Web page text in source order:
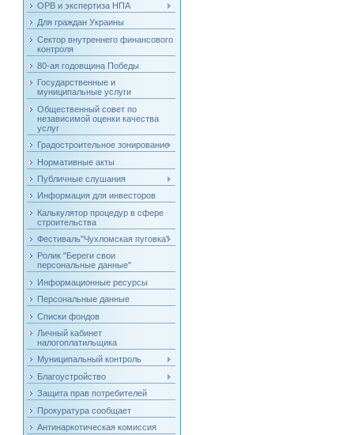
ОРВ и экспертиза НПА
Для граждан Украины
Сектор внутреннего финансового
контроля
80-ая годовщина Победы
Государственные и
муниципальные услуги
Общественный совет по
независимой оценки качества
услуг
Градостроительное зонирование
Нормативные акты
Публичные слушания
Информация для инвесторов
Калькулятор процедур в сфере
строительства
Фестиваль"Чухломская пуговка"
Ролик "Береги свои
персональные данные"
Информационные ресурсы
Персональные данные
Списки фондов
Личный кабинет
налогоплатильщика
Муниципальный контроль
Благоустройство
Защита прав потребителей
Прокуратура сообщает
Антинаркотическая комиссия